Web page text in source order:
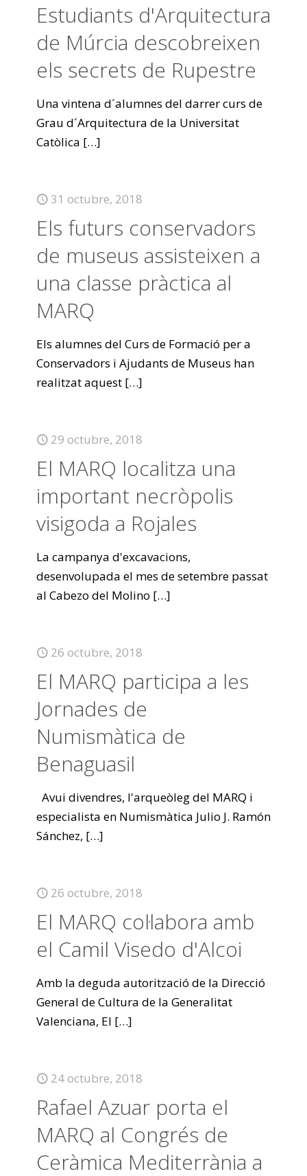
Estudiants d'Arquitectura
de Múrcia descobreixen
els secrets de Rupestre
Una vintena d´alumnes del darrer curs de
Grau d´Arquitectura de la Universitat
Catòlica […]
31 octubre, 2018
Els futurs conservadors
de museus assisteixen a
una classe pràctica al
MARQ
Els alumnes del Curs de Formació per a
Conservadors i Ajudants de Museus han
realitzat aquest […]
29 octubre, 2018
El MARQ localitza una
important necròpolis
visigoda a Rojales
La campanya d'excavacions,
desenvolupada el mes de setembre passat
al Cabezo del Molino […]
26 octubre, 2018
El MARQ participa a les
Jornades de
Numismàtica de
Benaguasil
Avui divendres, l'arqueòleg del MARQ i
especialista en Numismàtica Julio J. Ramón
Sánchez, […]
26 octubre, 2018
El MARQ col·labora amb
el Camil Visedo d'Alcoi
Amb la deguda autorització de la Direcció
General de Cultura de la Generalitat
Valenciana, El […]
24 octubre, 2018
Rafael Azuar porta el
MARQ al Congrés de
Ceràmica Mediterrània a